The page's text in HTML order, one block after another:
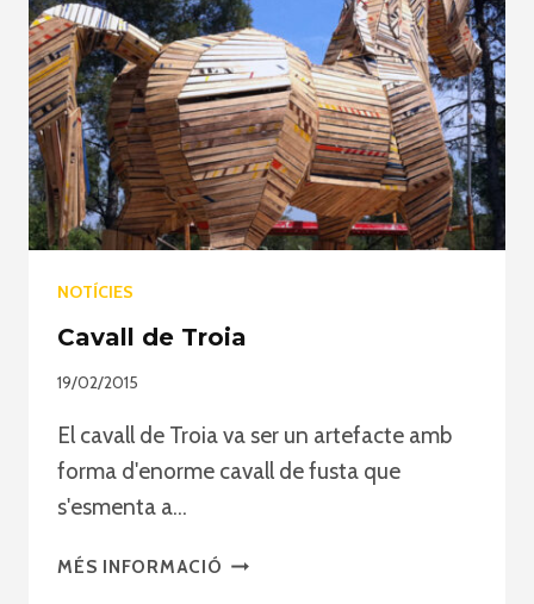
NOTÍCIES
Cavall de Troia
19/02/2015
El cavall de Troia va ser un artefacte amb
forma d'enorme cavall de fusta que
s'esmenta a…
MÉS INFORMACIÓ CAVALL